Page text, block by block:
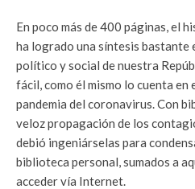
En poco más de 400 páginas, el
ha logrado una síntesis bastante
político y social de nuestra
fácil, como él mismo lo cuenta
pandemia del coronavirus. Con
veloz propagación de los
debió ingeniárselas para
biblioteca personal, sumados a
acceder vía Internet.